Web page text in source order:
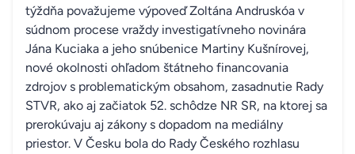
týždňa považujeme výpoveď Zoltána Andruskóa v
súdnom procese vraždy investigatívneho novinára
Jána Kuciaka a jeho snúbenice Martiny Kušnírovej,
nové okolnosti ohľadom štátneho financovania
zdrojov s problematickým obsahom, zasadnutie Rady
STVR, ako aj začiatok 52. schôdze NR SR, na ktorej sa
prerokúvaju aj zákony s dopadom na mediálny
priestor. V Česku bola do Rady Českého rozhlasu